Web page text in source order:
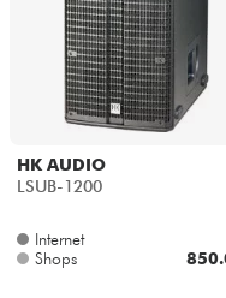
Sehen Sie
HK AUDIO
LSUB-1200
Internet
Shops